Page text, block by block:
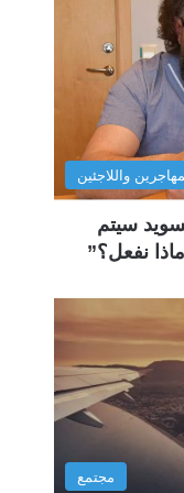
واللاجئين
سيتم
نفعل؟”
مجتمع